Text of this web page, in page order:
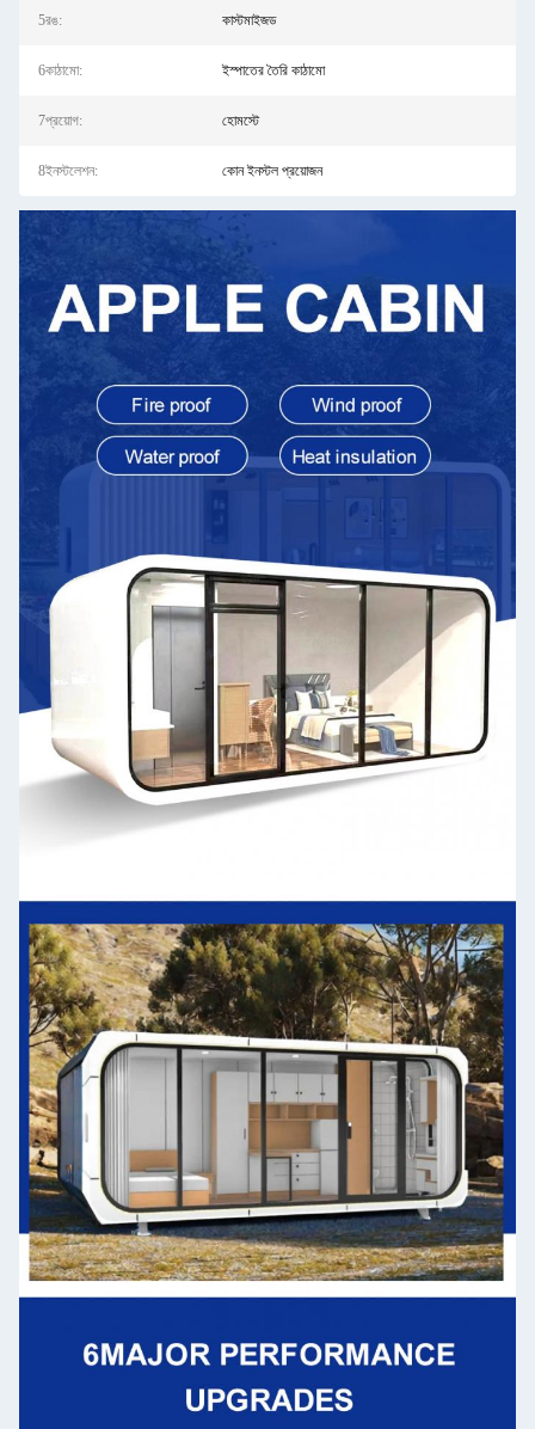
5রঙ: কাস্টমাইজড
6কাঠামো: ইস্পাতের তৈরি কাঠামো
7প্রয়োগ: হোমস্টে
8ইনস্টলেশন: কোন ইনস্টল প্রয়োজন